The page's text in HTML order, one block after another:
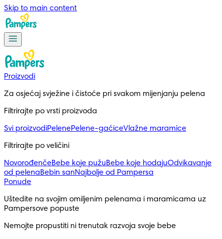
Skip to main content
Proizvodi
Za osjećaj svježine i čistoće pri svakom mijenjanju pelena
Filtrirajte po vrsti proizvoda
Svi proizvodiPelenePelene-gaćiceVlažne maramice
Filtrirajte po veličini
NovorođenčeBebe koje pužuBebe koje hodajuOdvikavanje
od pelenaBebin sanNajbolje od Pampersa
Ponude
Uštedite na svojim omiljenim pelenama i maramicama uz
Pampersove popuste
Nemojte propustiti ni trenutak razvoja svoje bebe